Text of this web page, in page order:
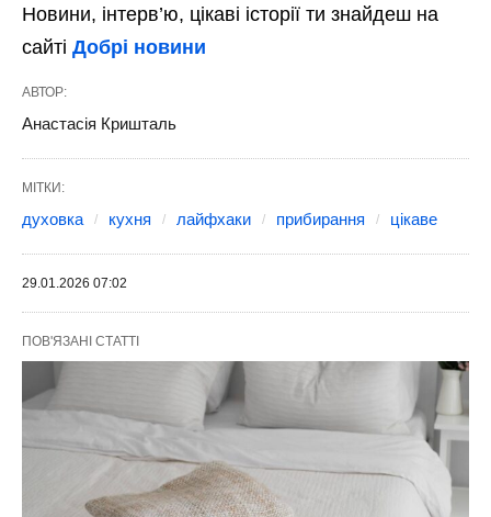
Новини, інтерв’ю, цікаві історії ти знайдеш на
сайті Добрі новини
АВТОР:
Анастасія Кришталь
МІТКИ:
духовка кухня лайфхаки прибирання цікаве
29.01.2026 07:02
ПОВ'ЯЗАНІ СТАТТІ